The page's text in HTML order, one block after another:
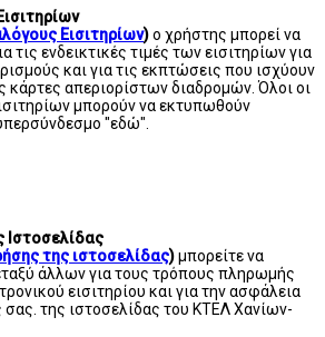
Εισιτηρίων)ο χρήστης μπορεί να
τις ενδεικτικές τιμές των εισιτηρίων για
και για τις εκπτώσεις που ισχύουν
κάρτες απεριορίστων διαδρομών. Όλοι οι
μπορούν να εκτυπωθούν
"εδώ".
Ιστοσελίδας
της ιστοσελίδας)μπορείτε να
άλλων για τους τρόπους πληρωμής
εισιτηρίου και για την ασφάλεια
σας. της ιστοσελίδας του ΚΤΕΛ Χανίων-